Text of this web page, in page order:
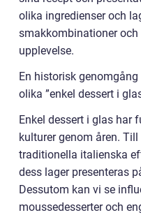
olika ingredienser och
smakkombinationer
upplevelse.
En historisk
olika ”enkel dessert i
Enkel dessert i glas har
kulturer genom åren.
traditionella italienska
dess lager presenteras
Dessutom kan vi se
moussedesserter och